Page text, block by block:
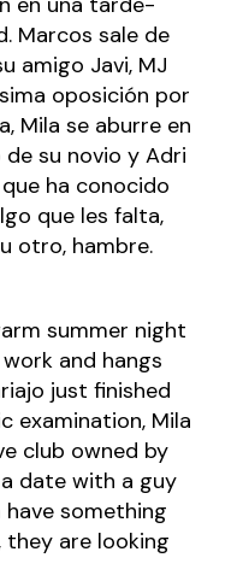
Marcos sale de
amigo Javi, MJ
oposición por
Mila se aburre en
su novio y Adri
ha conocido
que les falta,
otro, hambre.
summer night
and hangs
just finished
examination, Mila
club owned by
date with a guy
something
are looking